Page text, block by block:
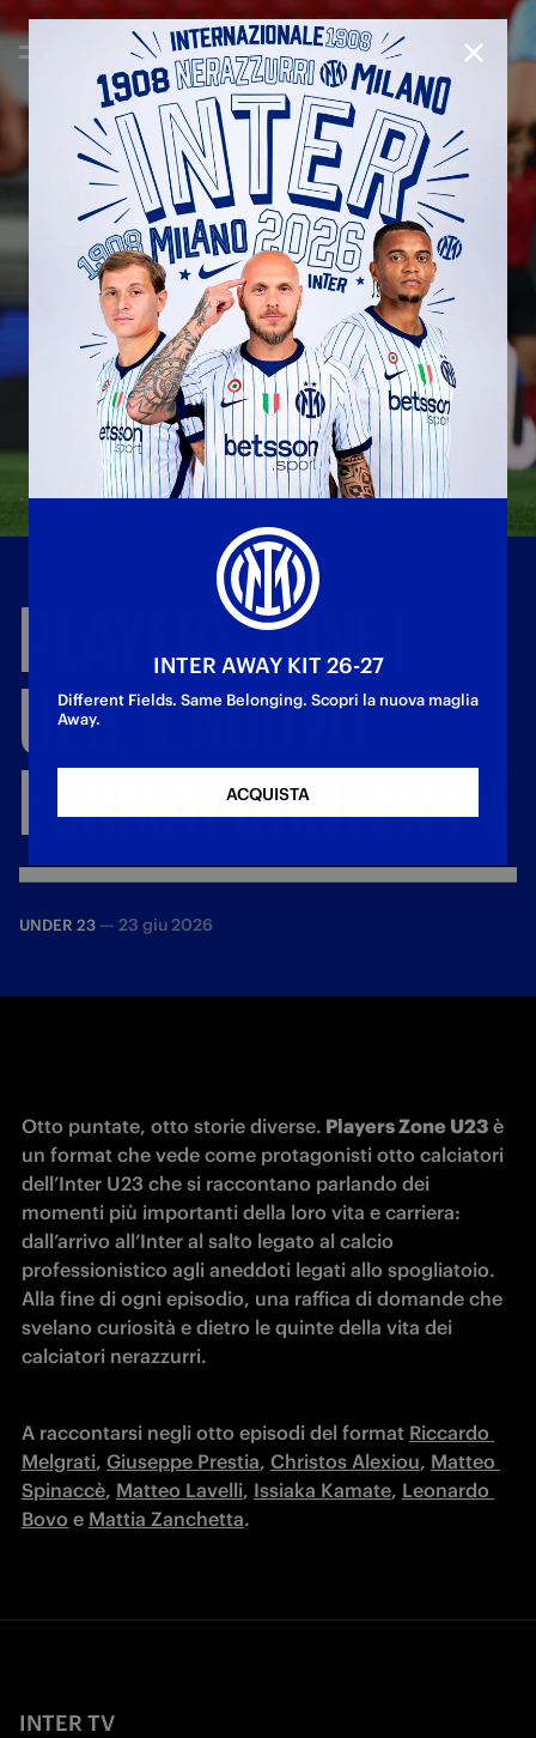
PLAYERSZONE
U23,ILNUOVO
FORMATDIINTERTV
UNDER 23 — 23 giu 2026
Otto puntate, otto storie diverse. Players Zone U23 è
un format che vede come protagonisti otto calciatori
dell’Inter U23 che si raccontano parlando dei
momenti più importanti della loro vita e carriera:
dall’arrivo all’Inter al salto legato al calcio
professionistico agli aneddoti legati allo spogliatoio.
Alla fine di ogni episodio, una raffica di domande che
svelano curiosità e dietro le quinte della vita dei
calciatori nerazzurri.
A raccontarsi negli otto episodi del format Riccardo
Melgrati, Giuseppe Prestia, Christos Alexiou, Matteo
Spinaccè, Matteo Lavelli, Issiaka Kamate, Leonardo
Bovo e Mattia Zanchetta.
INTER TV
INTER AWAY KIT 26-27
Different Fields. Same Belonging. Scopri la nuova maglia
Away.
ACQUISTA